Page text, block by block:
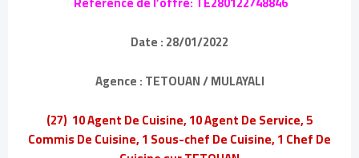
Date : 28/01/2022
Agence : TETOUAN / MULAYALI
(27) 10 Agent De Cuisine, 10 Agent De Service, 5
Commis De Cuisine, 1 Sous-chef De Cuisine, 1 Chef De